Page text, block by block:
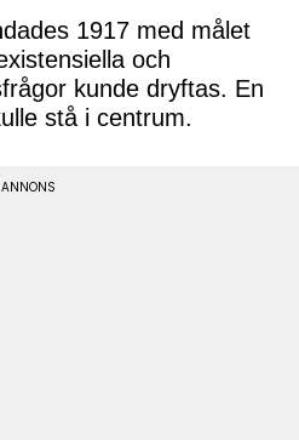
1917 med målet
och
kunde dryftas. En
stå i centrum.